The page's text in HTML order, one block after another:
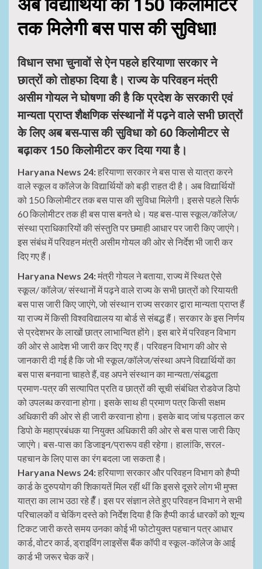
अब विद्यार्थियों को 150 किलोमीटर
तक मिलेगी बस पास की सुविधा!
विधान सभा चुनावों से ऐन पहले हरियाणा सरकार ने
छात्रों को तोहफा दिया है। राज्य के परिवहन मंत्री
असीम गोयल ने घोषणा की है कि प्रदेश के सरकारी एवं
मान्यता प्राप्त शैक्षणिक संस्थानों में पढ़ने वाले सभी छात्रों
के लिए अब बस-पास की सुविधा को 60 किलोमीटर से
बढ़ाकर 150 किलोमीटर कर दिया गया है।
Haryana News 24:हरियाणा सरकार ने बस पास से यात्रा करने
वाले स्कूल व कॉलेज के विद्यार्थियों को बड़ी राहत दी है। अब विद्यार्थियों
को 150 किलोमीटर तक बस पास की सुविधा मिलेगी। इससे पहले सिर्फ
60 किलोमीटर तक ही बस पास बनते थे। यह बस-पास स्कूल/कॉलेज/
संस्था प्राधिकारियों की संस्तुति पर छमाही आधार पर जारी किए जाएंगे।
इस संबंध में परिवहन मंत्री असीम गोयल की ओर से निर्देश भी जारी कर
दिए गए हैं।
Haryana News 24:मंत्री गोयल ने बताया, राज्य में स्थित ऐसे
स्कूल/ कॉलेज/ संस्थानों में पढ़ने वाले राज्य के सभी छात्रों को रियायती
बस पास जारी किए जाएंगे, जो संस्थान राज्य सरकार द्वारा मान्यता प्राप्त हैं
या राज्य में किसी विश्वविद्यालय या बोर्ड से संबद्ध हैं। सरकार के इस निर्णय
से प्रदेशभर के लाखों छात्र लाभान्वित होंगे। इस बारे में परिवहन विभाग
की ओर से आदेश भी जारी कर दिए गए हैं। परिवहन विभाग की ओर से
जानकारी दी गई है कि जो भी स्कूल/कॉलेज/संस्था अपने विद्यार्थियों का
बस पास बनवाना चाहते हैं, वह अपने संस्थान का मान्यता/संबद्धता
प्रमाण-पत्र की सत्यापित प्रति व छात्रों की सूची संबंधित रोडवेज डिपो
को उपलब्ध करवाना होगा। इसके साथ ही प्रमाण पत्र किसी सक्षम
अधिकारी की ओर से ही जारी करवाना होगा। इसके बाद जांच पड़ताल कर
डिपो के महाप्रबंधक या नियुक्त अधिकारी की ओर से बस पास जारी किए
जाएंगे। बस-पास का डिजाइन/प्रारूप वही रहेगा। हालांकि, सरल-
पहचान के लिए पास का रंग बदला जा सकता है।
Haryana News 24:हरियाणा सरकार और परिवहन विभाग को हैप्पी
कार्ड के दुरुपयोग की शिकायतें मिल रहीं थीं कि इससे दूसरे लोग भी मुफ्त
यात्रा का लाभ उठा रहे हैँ। इस पर संज्ञान लेते हुए परिवहन विभाग ने सभी
परिचालकों व चेकिंग दस्ते को निर्देश दिया है कि हैप्पी कार्ड धारकों को शून्य
टिकट जारी करते समय उनका कोई भी फोटोयुक्त पहचान पत्र आधार
कार्ड, वोटर कार्ड, ड्राइविंग लाइसेंस बैंक कॉपी व स्कूल-कॉलेज के आई
कार्ड भी जरूर चेक करें।